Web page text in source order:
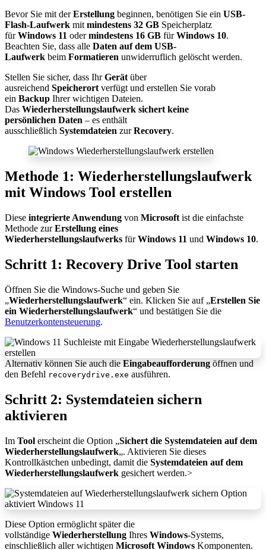
Bevor Sie mit derErstellung beginnen, benötigen Sie ein USB-
Flash-Laufwerk mit mindestens 32 GB Speicherplatz
fürWindows 11 odermindestens 16 GB fürWindows 10.
Beachten Sie, dass alle Daten auf dem USB-
Laufwerk beim Formatieren unwiderruflich gelöscht werden.​
Stellen Sie sicher, dass IhrGerät über
ausreichend Speicherort verfügt und erstellen Sie vorab
ein Backup Ihrer wichtigen Dateien.
Das Wiederherstellungslaufwerk sichert keine
persönlichen Daten – es enthält
ausschließlich Systemdateien zurRecovery.​
Methode 1: Wiederherstellungslaufwerk
mit Windows Tool erstellen
Diese integrierte Anwendung von Microsoft ist die einfachste
Methode zurErstellung eines
Wiederherstellungslaufwerks fürWindows 11 und Windows 10.​
Schritt 1: Recovery Drive Tool starten
Öffnen Sie die Windows-Suche und geben Sie
„Wiederherstellungslaufwerk“ ein. Klicken Sie auf „Erstellen Sie
ein Wiederherstellungslaufwerk“ und bestätigen Sie die
Benutzerkontensteuerung.
Alternativ können Sie auch die Eingabeaufforderung öffnen und
den Befehl recoverydrive.exe ausführen.
Schritt 2: Systemdateien sichern
aktivieren
Im Tool erscheint die Option „Sichert die Systemdateien auf dem
Wiederherstellungslaufwerk„. Aktivieren Sie dieses
Kontrollkästchen unbedingt, damit die Systemdateien auf dem
Wiederherstellungslaufwerk gesichert werden.>​
Diese Option ermöglicht später die
vollständige Wiederherstellung Ihres Windows-Systems,
einschließlich aller wichtigen Microsoft Windows Komponenten.​